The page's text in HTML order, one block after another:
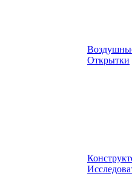
Открытки